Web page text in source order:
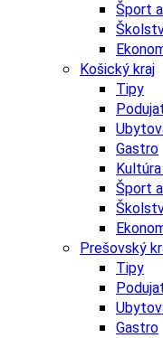
Šport
Košický kraj
Tipy
Gastro
Šport
Prešovský
Tipy
Gastro